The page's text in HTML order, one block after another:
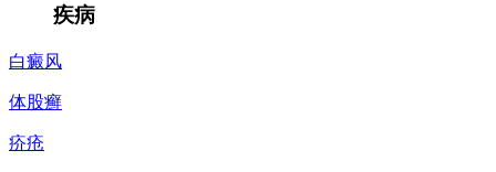
疾病
白癜风
体股癣
疥疮